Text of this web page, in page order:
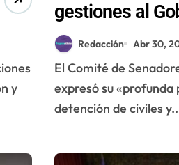
y
gestiones al
interceptación
con chilenos
Redacción Abr 30,
El Comité de Senadores Chileno-Palestino
expresó su
detención de civiles